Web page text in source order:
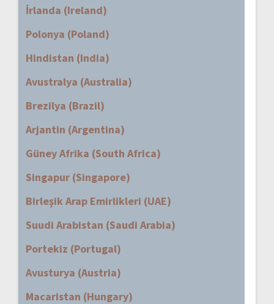
İrlanda (Ireland)
Polonya (Poland)
Hindistan (India)
Avustralya (Australia)
Brezilya (Brazil)
Arjantin (Argentina)
Güney Afrika (South Africa)
Singapur (Singapore)
Birleşik Arap Emirlikleri (UAE)
Suudi Arabistan (Saudi Arabia)
Portekiz (Portugal)
Avusturya (Austria)
Macaristan (Hungary)